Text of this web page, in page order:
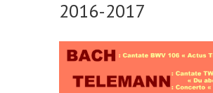
2016-2017